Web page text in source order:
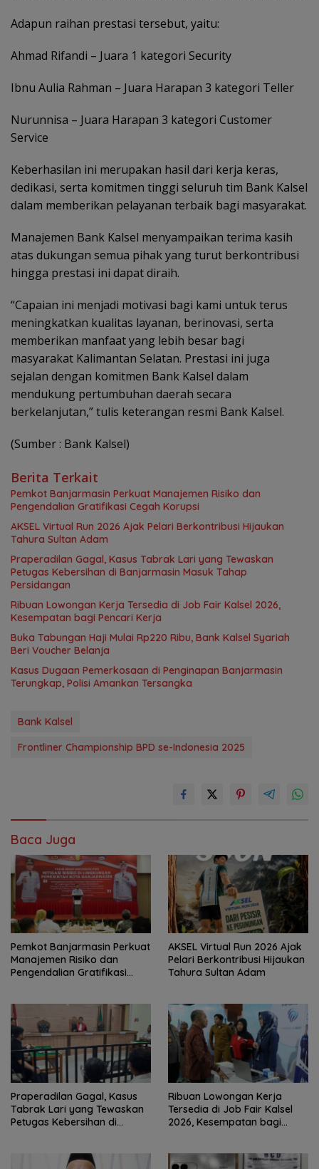
Adapun raihan prestasi tersebut, yaitu:
Ahmad Rifandi – Juara 1 kategori Security
Ibnu Aulia Rahman – Juara Harapan 3 kategori Teller
Nurunnisa – Juara Harapan 3 kategori Customer
Service
Keberhasilan ini merupakan hasil dari kerja keras,
dedikasi, serta komitmen tinggi seluruh tim Bank Kalsel
dalam memberikan pelayanan terbaik bagi masyarakat.
Manajemen Bank Kalsel menyampaikan terima kasih
atas dukungan semua pihak yang turut berkontribusi
hingga prestasi ini dapat diraih.
“Capaian ini menjadi motivasi bagi kami untuk terus
meningkatkan kualitas layanan, berinovasi, serta
memberikan manfaat yang lebih besar bagi
masyarakat Kalimantan Selatan. Prestasi ini juga
sejalan dengan komitmen Bank Kalsel dalam
mendukung pertumbuhan daerah secara
berkelanjutan,” tulis keterangan resmi Bank Kalsel.
(Sumber : Bank Kalsel)
Berita Terkait
Pemkot Banjarmasin Perkuat Manajemen Risiko dan
Pengendalian Gratifikasi Cegah Korupsi
AKSEL Virtual Run 2026 Ajak Pelari Berkontribusi Hijaukan
Tahura Sultan Adam
Praperadilan Gagal, Kasus Tabrak Lari yang Tewaskan
Petugas Kebersihan di Banjarmasin Masuk Tahap
Persidangan
Ribuan Lowongan Kerja Tersedia di Job Fair Kalsel 2026,
Kesempatan bagi Pencari Kerja
Buka Tabungan Haji Mulai Rp220 Ribu, Bank Kalsel Syariah
Beri Voucher Belanja
Kasus Dugaan Pemerkosaan di Penginapan Banjarmasin
Terungkap, Polisi Amankan Tersangka
Bank Kalsel
Frontliner Championship BPD se-Indonesia 2025
Baca Juga
Pemkot Banjarmasin Perkuat
Manajemen Risiko dan
Pengendalian Gratifikasi
AKSEL Virtual Run 2026 Ajak
Pelari Berkontribusi Hijaukan
Tahura Sultan Adam
Praperadilan Gagal, Kasus
Tabrak Lari yang Tewaskan
Petugas Kebersihan di
Ribuan Lowongan Kerja
Tersedia di Job Fair Kalsel
2026, Kesempatan bagi